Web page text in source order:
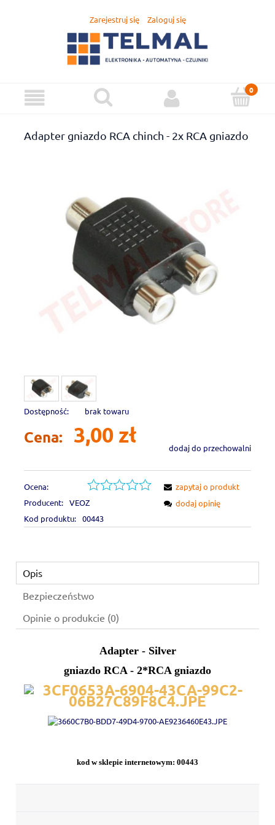
Zarejestruj się Zaloguj się
Adapter gniazdo RCA chinch - 2x RCA gniazdo
Dostępność: brak towaru
Cena: 3,00 zł
dodaj do przechowalni
Ocena:
Producent: VEOZ
Kod produktu: 00443
zapytaj o produkt
dodaj opinię
Opis
Bezpieczeństwo
Opinie o produkcie (0)
Adapter - Silver
gniazdo RCA - 2*RCA gniazdo
kod w sklepie internetowym: 00443